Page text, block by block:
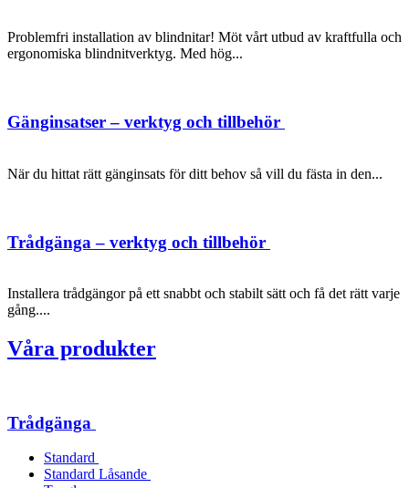
Problemfri installation av blindnitar! Möt vårt utbud av kraftfulla och
ergonomiska blindnitverktyg. Med hög...
Gänginsatser – verktyg och tillbehör
När du hittat rätt gänginsats för ditt behov så vill du fästa in den...
Trådgänga – verktyg och tillbehör
Installera trådgängor på ett snabbt och stabilt sätt och få det rätt varje
gång....
Våra produkter
Trådgänga
Standard
Standard Låsande